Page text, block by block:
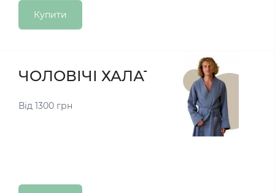
Купити
ЧОЛОВІЧІ ХАЛАТИ
Від 1300 грн